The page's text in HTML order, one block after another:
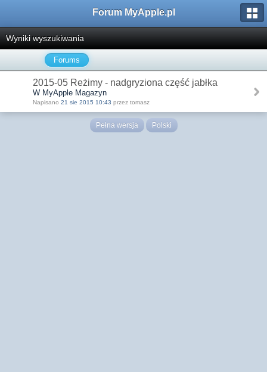
Forum MyApple.pl
Wyniki wyszukiwania
Forums
2015-05 Reżimy - nadgryziona część jabłka
W MyApple Magazyn
Napisano 21 sie 2015 10:43 przez tomasz
Pełna wersja Polski